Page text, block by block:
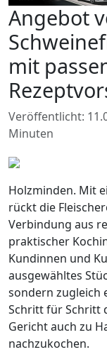
Angebot
mit
Veröffentlicht:
Minuten
Holzminden. Mit
rückt die
Verbindung aus
praktischer
Kundinnen und
ausgewähltes
sondern zugleich
Schritt für Schritt
Gericht auch zu
nachzukochen.